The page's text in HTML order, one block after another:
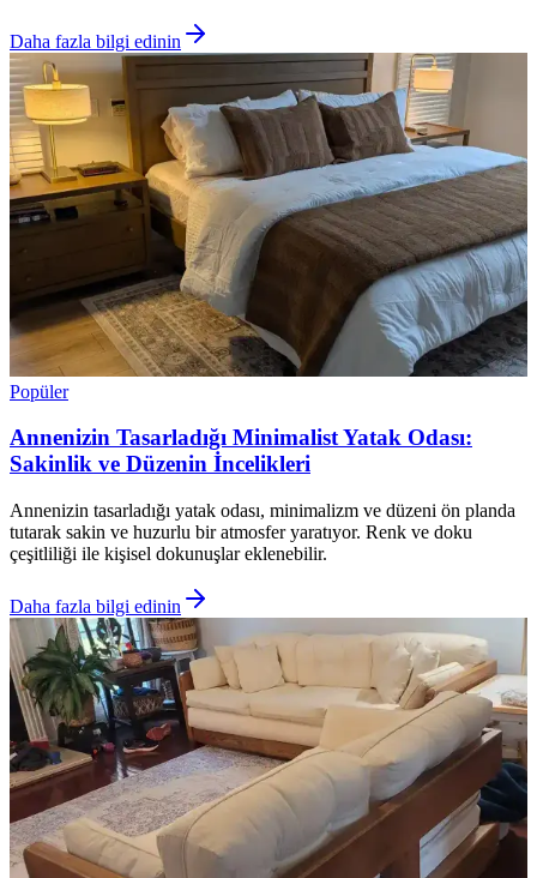
Daha fazla bilgi edinin
Popüler
Annenizin Tasarladığı Minimalist Yatak Odası:
Sakinlik ve Düzenin İncelikleri
Annenizin tasarladığı yatak odası, minimalizm ve düzeni ön planda
tutarak sakin ve huzurlu bir atmosfer yaratıyor. Renk ve doku
çeşitliliği ile kişisel dokunuşlar eklenebilir.
Daha fazla bilgi edinin